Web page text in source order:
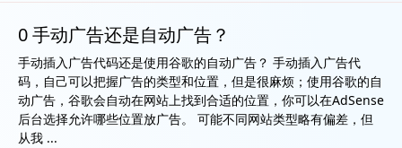
0 手动广告还是自动广告？
手动插入广告代码还是使用谷歌的自动广告？ 手动插入广告代
码，自己可以把握广告的类型和位置，但是很麻烦；使用谷歌的自
动广告，谷歌会自动在网站上找到合适的位置，你可以在AdSense
后台选择允许哪些位置放广告。 可能不同网站类型略有偏差，但
从我 ...